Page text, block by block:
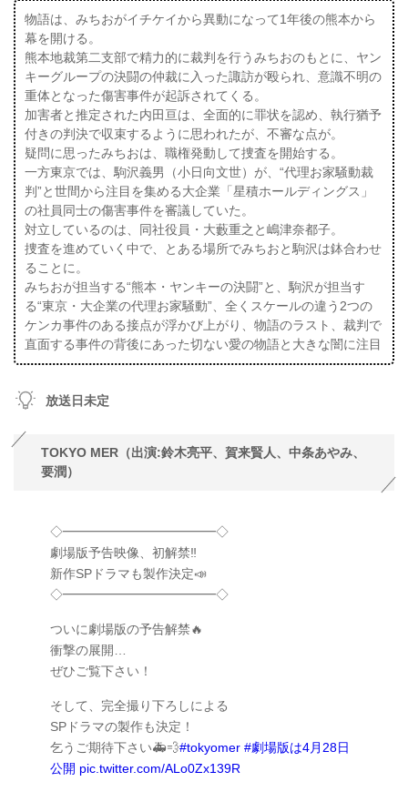
物語は、みちおがイチケイから異動になって1年後の熊本から
幕を開ける。
熊本地裁第二支部で精力的に裁判を行うみちおのもとに、ヤン
キーグループの決闘の仲裁に入った諏訪が殴られ、意識不明の
重体となった傷害事件が起訴されてくる。
加害者と推定された内田亘は、全面的に罪状を認め、執行猶予
付きの判決で収束するように思われたが、不審な点が。
疑問に思ったみちおは、職権発動して捜査を開始する。
一方東京では、駒沢義男（小日向文世）が、“代理お家騒動裁
判”と世間から注目を集める大企業「星積ホールディングス」
の社員同士の傷害事件を審議していた。
対立しているのは、同社役員・大藪重之と嶋津奈都子。
捜査を進めていく中で、とある場所でみちおと駒沢は鉢合わせ
ることに。
みちおが担当する“熊本・ヤンキーの決闘”と、駒沢が担当す
る“東京・大企業の代理お家騒動”、全くスケールの違う2つの
ケンカ事件のある接点が浮かび上がり、物語のラスト、裁判で
直面する事件の背後にあった切ない愛の物語と大きな闇に注目
放送日未定
TOKYO MER（出 演 :鈴木亮平、賀来賢人、中条あやみ、
要潤）
◇━━━━━━━━━━━━◇
劇場版予告映像、初解禁‼︎
新作SPドラマも製作決定📣
◇━━━━━━━━━━━━◇
ついに劇場版の予告解禁🔥
衝撃の展開…
ぜひご覧下さい！
そして、完全撮り下ろしによる
SPドラマの製作も決定！
乞うご期待下さい🚑💨#tokyomer #劇場版は4月28日
公開 pic.twitter.com/ALo0Zx139R